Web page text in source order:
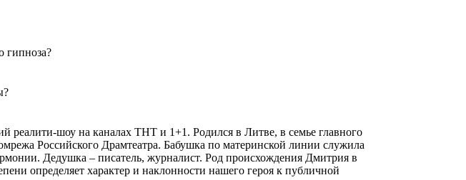
гипноза?
реалити-шоу на каналах ТНТ и 1+1. Родился в Литве, в семье главного
Российского Драмтеатра. Бабушка по материнской линии служила
Дедушка – писатель, журналист. Род происхождения Дмитрия в
определяет характер и наклонности нашего героя к публичной